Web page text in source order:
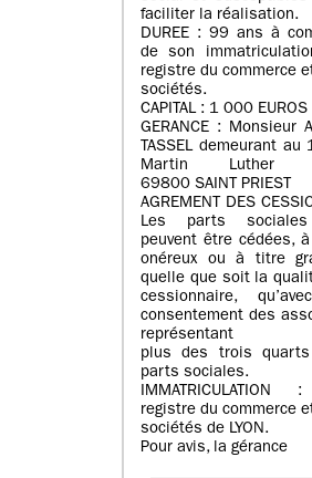
faciliter la réalisation.
DUREE : 99 ans à
de son
registre du commerce
sociétés.
CAPITAL : 1 000 EUROS
GERANCE : Monsieur
TASSEL demeurant au
Martin Luther
69800 SAINT PRIEST
AGREMENT DES
Les parts
peuvent être cédées,
onéreux ou à titre
quelle que soit la
cessionnaire,
consentement des
représentant
plus des trois
parts sociales.
IMMATRICULATION
registre du commerce
sociétés de LYON.
Pour avis, la gérance